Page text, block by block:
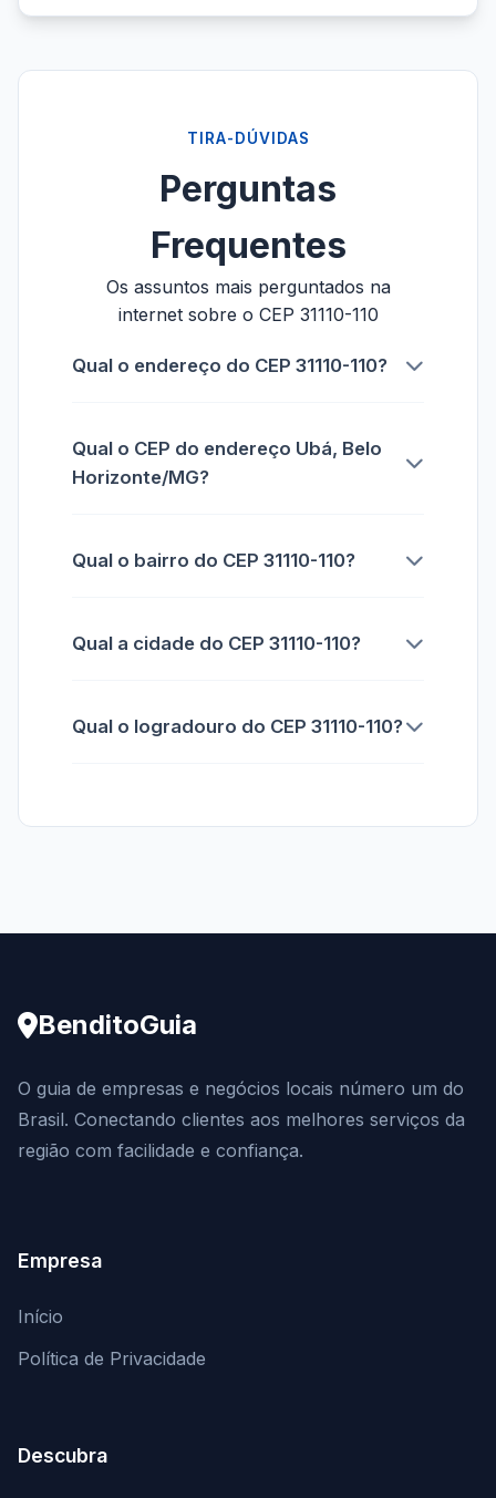
TIRA-DÚVIDAS
Perguntas
Frequentes
Os assuntos mais perguntados na
internet sobre o CEP 31110-110
Qual o endereço do CEP 31110-110?
Qual o CEP do endereço Ubá, Belo
Horizonte/MG?
Qual o bairro do CEP 31110-110?
Qual a cidade do CEP 31110-110?
Qual o logradouro do CEP 31110-110?
BenditoGuia
O guia de empresas e negócios locais número um do
Brasil. Conectando clientes aos melhores serviços da
região com facilidade e confiança.
Empresa
Início
Política de Privacidade
Descubra